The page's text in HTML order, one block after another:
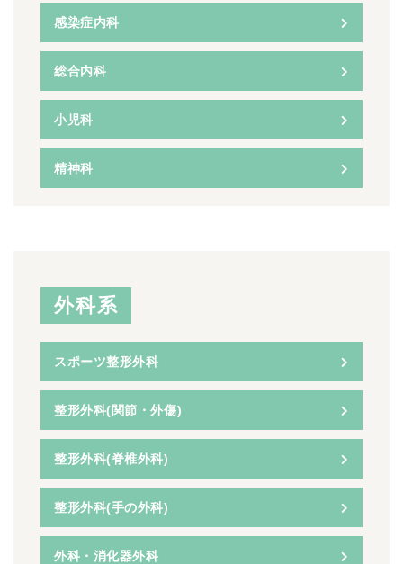
感染症内科
総合内科
小児科
精神科
外科系
スポーツ整形外科
整形外科(関節・外傷)
整形外科(脊椎外科)
整形外科(手の外科)
外科・消化器外科